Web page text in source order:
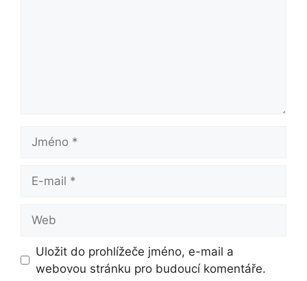
Jméno
mail
Uložit do prohlížeče jméno, e-mail a
webovou stránku pro budoucí komentáře.